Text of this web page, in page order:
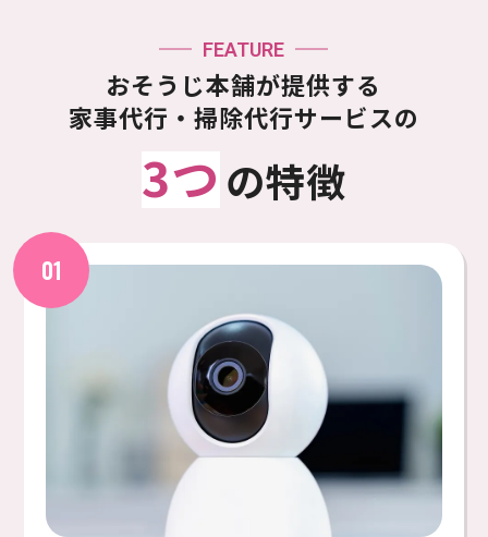
FEATURE
おそうじ本舗が提供する
家事代⾏・掃除代行サービスの
3つ の特徴